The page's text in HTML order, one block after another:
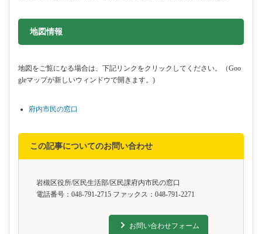
地図情報
地図をご覧になる場合は、下記リンクをクリックしてください。（Goo
gleマップが新しいウィンドウで開きます。)
府内市民の窓口
この記事についてのお問い合わせ
岩槻区役所/区民生活部/区民課府内市民の窓口
電話番号：048-791-2715 ファックス：048-791-2271
お問い合わせフォーム